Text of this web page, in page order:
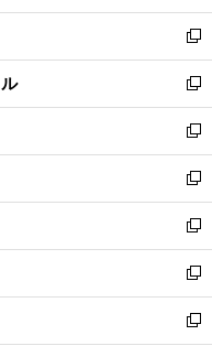
開
く
ウ
で
開
く
ン
ド
ウ
で
開
く
ウ
ィ
ン
ド
ウ
で
開
く
新
し
い
ウ
ィ
ン
ド
ウ
で
開
く
新
し
い
ウ
ィ
ン
ド
ウ
で
開
く
新
し
い
ウ
ィ
ン
ド
ウ
で
新
し
い
ウ
ィ
ン
ド
新
し
い
ウ
ィ
新
し
い
新